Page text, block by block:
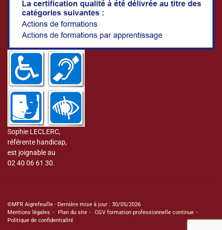
Sophie LECLERC,
référente handicap,
est joignable au
02 40 06 61 30.
©MFR Aigrefeuille - Dernière mise à jour : 30/05/2026
Mentions légales
Plan du site
CGV formation professionnelle continue
Politique de confidentialité